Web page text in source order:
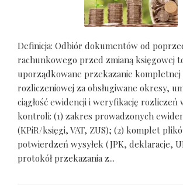
Definicja: Odbiór dokumentów od
rachunkowego przed zmianą księgowej
uporządkowane przekazanie
rozliczeniowej za obsługiwane okresy,
ciągłość ewidencji i weryfikację rozliczeń
kontroli: (1) zakres prowadzonych
(KPiR/księgi, VAT, ZUS); (2) komplet
potwierdzeń wysyłek (JPK, deklaracje,
protokół przekazania z...